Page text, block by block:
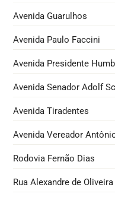
Avenida Guarulhos
Avenida Paulo Faccini
Avenida Presidente
Avenida Senador Adolf
Avenida Tiradentes
Avenida Vereador
Rodovia Fernão Dias
Rua Alexandre de